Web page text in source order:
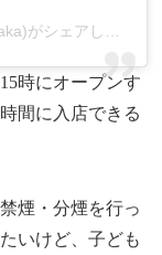
ェアした投稿 –
時にオープンす
間に入店できる
煙・分煙を行っ
いけど、子ども